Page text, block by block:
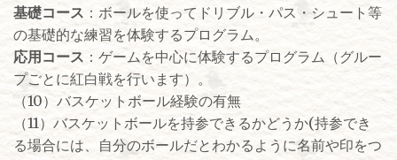
基礎コース ：ボールを使ってドリブル・パス・シュート等
の基礎的な練習を体験するプログラム。
応用コース ：ゲームを中心に体験するプログラム（グルー
プごとに紅白戦を行います）。
（10）バスケットボール経験の有無
（11）バスケットボールを持参できるかどうか(持参でき
る場合には、自分のボールだとわかるように名前や印をつ